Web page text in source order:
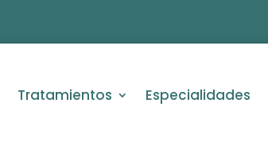
Tratamientos Especialidades